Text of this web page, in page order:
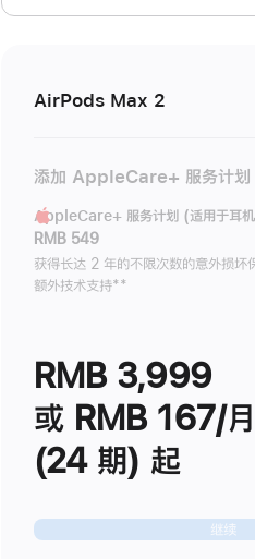
AirPods Max 2
添加 AppleCare+ 服务计划
AppleCare+ 服务计划 (适用于耳
RMB 549
获得长达 2 年的不限次数的意外损坏
额外技术支持脚
**
RMB 3,999
或 RMB 167/月
(24 期) 起
继续